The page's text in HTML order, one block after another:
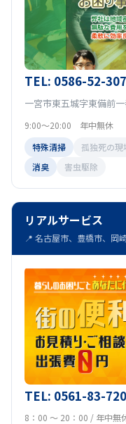
TEL: 0586-52-
一宮市東五城字東備前
9:00～20:00 年中無休
特殊清掃
孤独死の現
消臭
害虫駆除
リアルサービス
📍 名古屋市、豊橋市、岡
TEL: 0561-83-
8：00 ～ 20：00 / 年中無